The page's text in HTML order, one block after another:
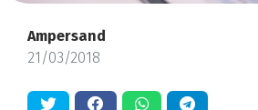
Ampersand
21/03/2018